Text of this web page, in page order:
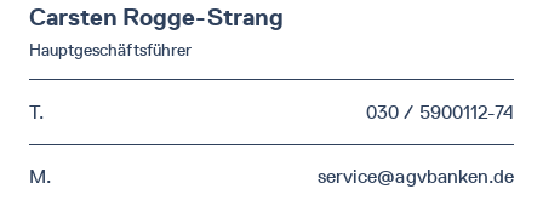
Carsten Rogge-Strang
Hauptgeschäftsführer
T. 030 / 5900112-74
M. service@agvbanken.de